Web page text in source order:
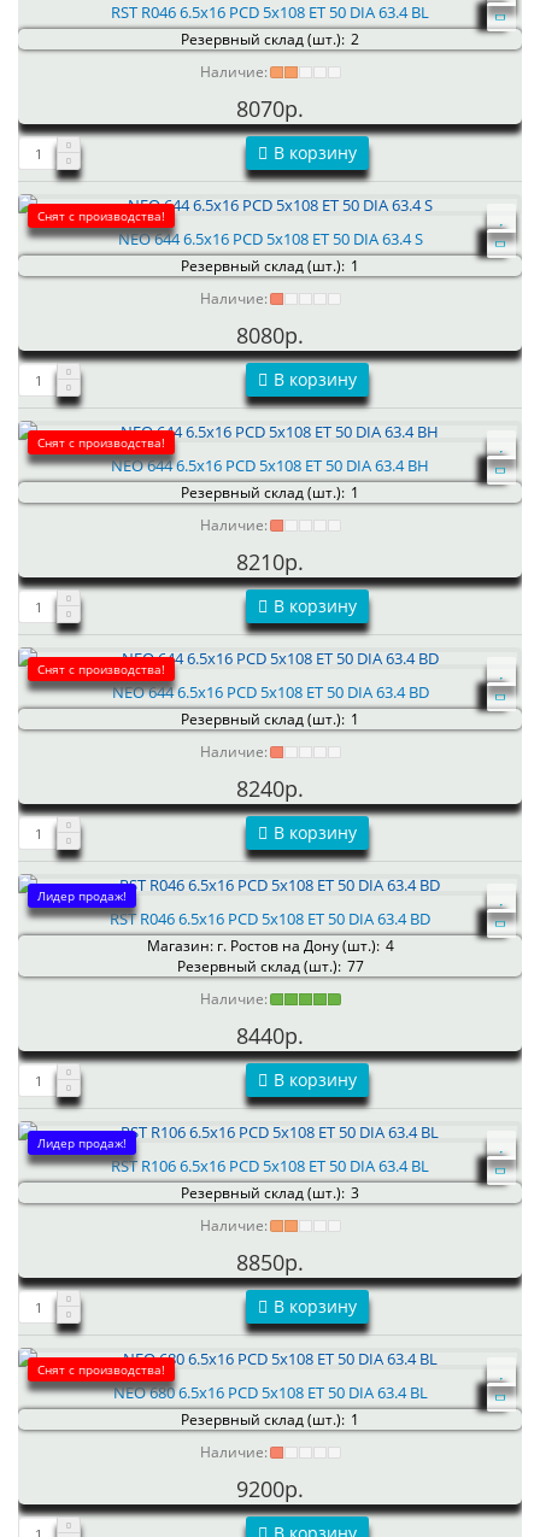
RST R046 6.5x16 PCD 5x108 ET 50 DIA 63.4 BL
Резервный склад (шт.): 2
Наличие:
8070р.
В корзину
Снят с производства!
NEO 644 6.5x16 PCD 5x108 ET 50 DIA 63.4 S
Резервный склад (шт.): 1
Наличие:
8080р.
В корзину
Снят с производства!
NEO 644 6.5x16 PCD 5x108 ET 50 DIA 63.4 BH
Резервный склад (шт.): 1
Наличие:
8210р.
В корзину
Снят с производства!
NEO 644 6.5x16 PCD 5x108 ET 50 DIA 63.4 BD
Резервный склад (шт.): 1
Наличие:
8240р.
В корзину
Лидер продаж!
RST R046 6.5x16 PCD 5x108 ET 50 DIA 63.4 BD
Магазин: г. Ростов на Дону (шт.): 4
Резервный склад (шт.): 77
Наличие:
8440р.
В корзину
Лидер продаж!
RST R106 6.5x16 PCD 5x108 ET 50 DIA 63.4 BL
Резервный склад (шт.): 3
Наличие:
8850р.
В корзину
Снят с производства!
NEO 680 6.5x16 PCD 5x108 ET 50 DIA 63.4 BL
Резервный склад (шт.): 1
Наличие:
9200р.